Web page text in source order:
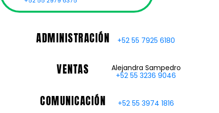
ADMINISTRACIÓN +52 55 7925 6180
VENTAS
Alejandra Sampedro
+52 55 3236 9046
COMUNICACIÓN +52 55 3974 1816